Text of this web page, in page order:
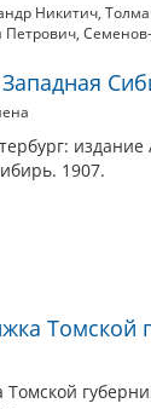
Никитич,
,
1907.
Томской